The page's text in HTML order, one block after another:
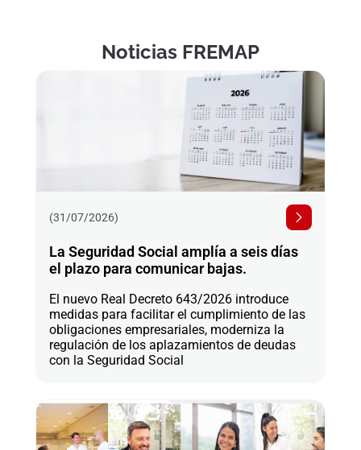
Noticias FREMAP
(31/07/2026)
La Seguridad Social amplía a seis días
el plazo para comunicar bajas.
El nuevo Real Decreto 643/2026 introduce
medidas para facilitar el cumplimiento de las
obligaciones empresariales, moderniza la
regulación de los aplazamientos de deudas
con la Seguridad Social